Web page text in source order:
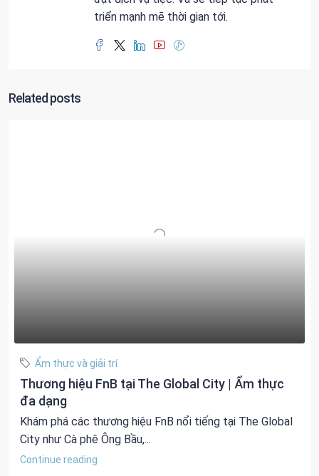
triển mạnh mẽ thời gian tới.
Related posts
Ẩm thực và giải trí
Thương hiệu FnB tại The Global City | Ẩm thực
đa dạng
Khám phá các thương hiệu FnB nổi tiếng tại The Global
City như Cà phê Ông Bầu,...
Continue reading